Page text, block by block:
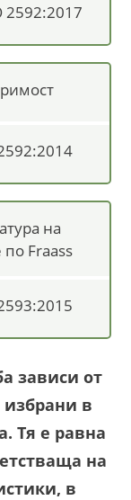
2592:2017
на
Fraass
зависи от
избрани в
Тя е равна
на
в